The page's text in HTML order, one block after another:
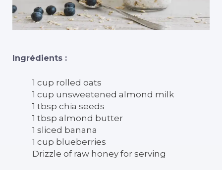
Ingrédients :
1 cup rolled oats
1 cup unsweetened almond milk
1 tbsp chia seeds
1 tbsp almond butter
1 sliced banana
1 cup blueberries
Drizzle of raw honey for serving